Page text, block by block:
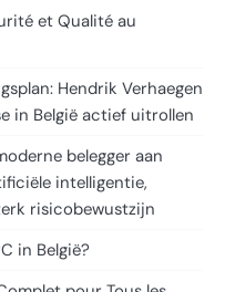
et Qualité au
Hendrik Verhaegen
in België actief uitrollen
belegger aan
intelligentie,
risicobewustzijn
in België?